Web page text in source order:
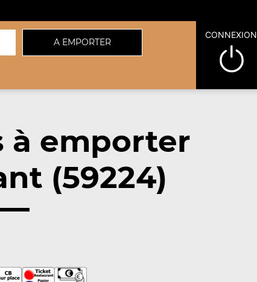
A EMPORTER
CONNEXION
à emporter
(59224)